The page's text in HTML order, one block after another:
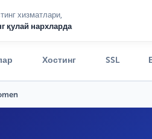
хизматлари,
қулай нархларда
Хостинг SSL